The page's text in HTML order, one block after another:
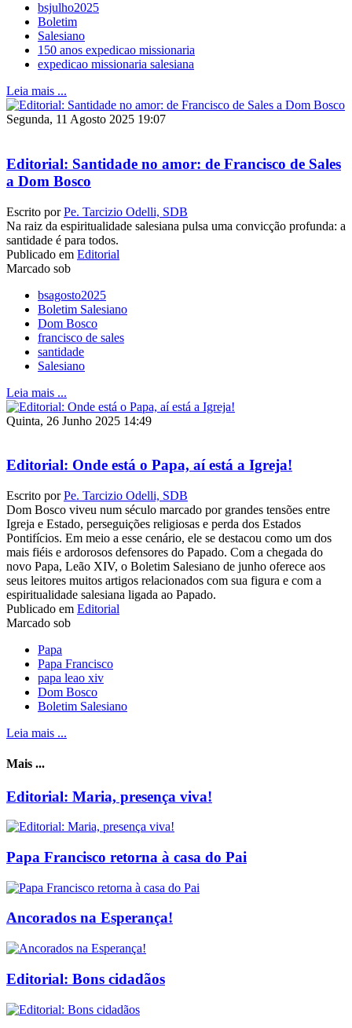
bsjulho2025
Boletim
Salesiano
150 anos expedicao missionaria
expedicao missionaria salesiana
Leia mais ...
Segunda, 11 Agosto 2025 19:07
Editorial: Santidade no amor: de Francisco de Sales
a Dom Bosco
Escrito porPe. Tarcizio Odelli, SDB
Na raiz da espiritualidade salesiana pulsa uma convicção profunda: a
santidade é para todos.
Publicado em Editorial
Marcado sob
bsagosto2025
Boletim Salesiano
Dom Bosco
francisco de sales
santidade
Salesiano
Leia mais ...
Quinta, 26 Junho 2025 14:49
Editorial: Onde está o Papa, aí está a Igreja!
Escrito porPe. Tarcizio Odelli, SDB
Dom Bosco viveu num século marcado por grandes tensões entre
Igreja e Estado, perseguições religiosas e perda dos Estados
Pontifícios. Em meio a esse cenário, ele se destacou como um dos
mais fiéis e ardorosos defensores do Papado. Com a chegada do
novo Papa, Leão XIV, o Boletim Salesiano de junho oferece aos
seus leitores muitos artigos relacionados com sua figura e com a
espiritualidade salesiana ligada ao Papado.
Publicado em Editorial
Marcado sob
Papa
Papa Francisco
papa leao xiv
Dom Bosco
Boletim Salesiano
Leia mais ...
Mais ...
Editorial: Maria, presença viva!
Papa Francisco retorna à casa do Pai
Ancorados na Esperança!
Editorial: Bons cidadãos